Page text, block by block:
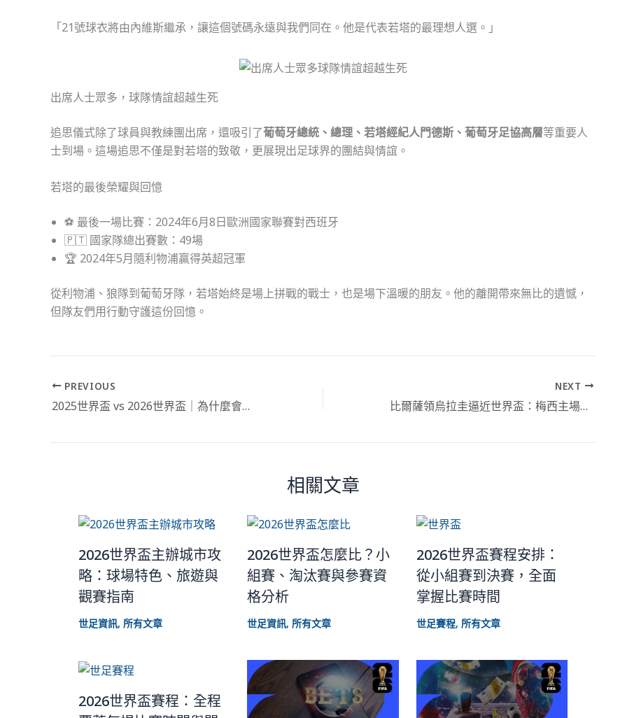
「21號球衣將由內維斯繼承，讓這個號碼永遠與我們同在。他是代表若塔的最理想人選。」
出席人士眾多，球隊情誼超越生死
追思儀式除了球員與教練團出席，還吸引了葡萄牙總統、總理、若塔經紀人門德斯、葡萄牙足協高層等重要人
士到場。這場追思不僅是對若塔的致敬，更展現出足球界的團結與情誼。
若塔的最後榮耀與回憶
⚽ 最後一場比賽：2024年6月8日歐洲國家聯賽對西班牙
🇵🇹 國家隊總出賽數：49場
🏆 2024年5月隨利物浦贏得英超冠軍
從利物浦、狼隊到葡萄牙隊，若塔始終是場上拼戰的戰士，也是場下溫暖的朋友。他的離開帶來無比的遺憾，
但隊友們用行動守護這份回憶。
PREVIOUS
2025世界盃 vs 2026世界盃｜為什麼會有兩個FIFA世界盃？一篇全懂！
NEXT
比爾薩領烏拉圭逼近世界盃：梅西主場告別戰倒數
相關文章
2026世界盃主辦城市攻
略：球場特色、旅遊與
觀賽指南
世足資訊, 所有文章
2026世界盃怎麼比？小
組賽、淘汰賽與參賽資
格分析
世足資訊,所有文章
2026世界盃賽程安排：
從小組賽到決賽，全面
掌握比賽時間
世足賽程, 所有文章
2026世界盃賽程：全程